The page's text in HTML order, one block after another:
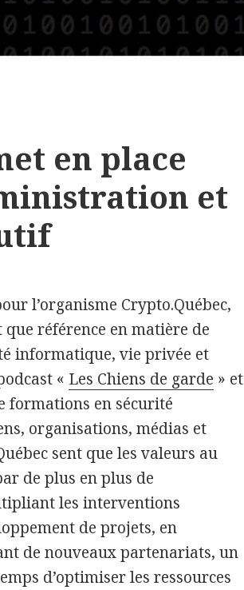
en place
et
l’organisme Crypto.Québec,
référence en matière de
informatique, vie privée et
« Les Chiens de garde » et
formations en sécurité
organisations, médias et
sent que les valeurs au
de plus en plus de
les interventions
de projets, en
de nouveaux partenariats, un
d’optimiser les ressources